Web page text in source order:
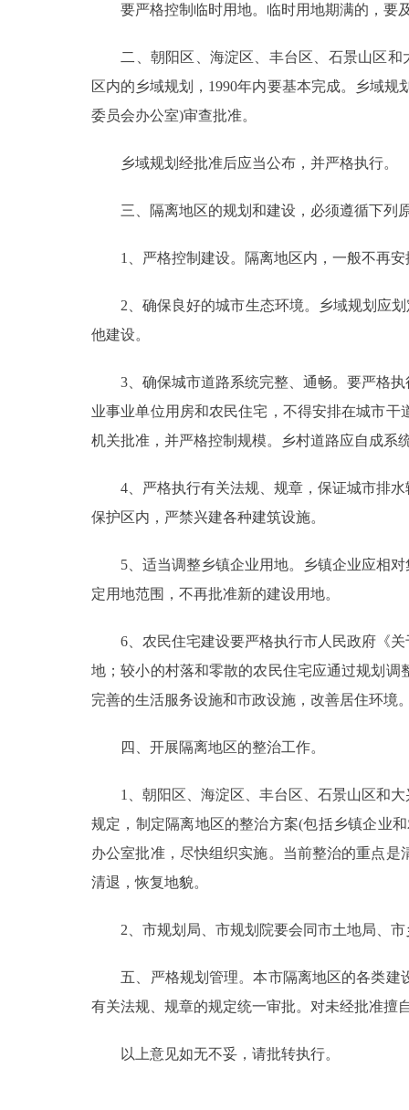
绿色北京
ENGLISH
DEUTSCH
ESPAÑOL
要严格控制临时用地。临时用地期满的，要
二、朝阳区、海淀区、丰台区、石景山区和
区内的乡域规划，1990年内要基本完成。乡域
委员会办公室)审查批准。
乡域规划经批准后应当公布，并严格执行。
三、隔离地区的规划和建设，必须遵循下列
1、严格控制建设。隔离地区内，一般不再安
2、确保良好的城市生态环境。乡域规划应划
他建设。
3、确保城市道路系统完整、通畅。要严格执
业事业单位用房和农民住宅，不得安排在城市
机关批准，并严格控制规模。乡村道路应自成系
4、严格执行有关法规、规章，保证城市排水
保护区内，严禁兴建各种建筑设施。
5、适当调整乡镇企业用地。乡镇企业应相对
定用地范围，不再批准新的建设用地。
6、农民住宅建设要严格执行市人民政府《关
地；较小的村落和零散的农民住宅应通过规划
完善的生活服务设施和市政设施，改善居住环境
四、开展隔离地区的整治工作。
1、朝阳区、海淀区、丰台区、石景山区和大
规定，制定隔离地区的整治方案(包括乡镇企业
办公室批准，尽快组织实施。当前整治的重点
清退，恢复地貌。
2、市规划局、市规划院要会同市土地局、市
五、严格规划管理。本市隔离地区的各类建
有关法规、规章的规定统一审批。对未经批准擅
以上意见如无不妥，请批转执行。